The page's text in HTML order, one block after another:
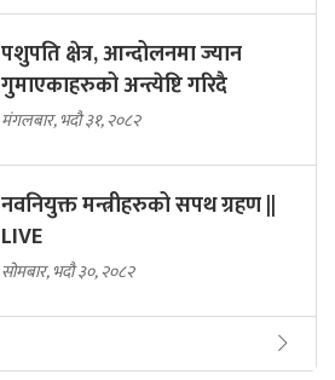
पशुपति क्षेत्र, आन्दोलनमा ज्यान
गुमाएकाहरुको अन्त्येष्टि गरिदै
मंगलबार, भदौ ३१, २०८२
नवनियुक्त मन्त्रीहरुको सपथ ग्रहण ||
LIVE
सोमबार, भदौ ३०, २०८२